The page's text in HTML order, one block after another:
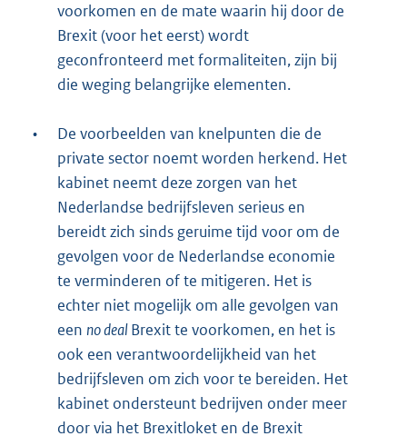
voorkomen en de mate waarin hij door de
Brexit (voor het eerst) wordt
geconfronteerd met formaliteiten, zijn bij
die weging belangrijke elementen.
•
De voorbeelden van knelpunten die de
private sector noemt worden herkend. Het
kabinet neemt deze zorgen van het
Nederlandse bedrijfsleven serieus en
bereidt zich sinds geruime tijd voor om de
gevolgen voor de Nederlandse economie
te verminderen of te mitigeren. Het is
echter niet mogelijk om alle gevolgen van
een no dealBrexit te voorkomen, en het is
ook een verantwoordelijkheid van het
bedrijfsleven om zich voor te bereiden. Het
kabinet ondersteunt bedrijven onder meer
door via het Brexitloket en de Brexit